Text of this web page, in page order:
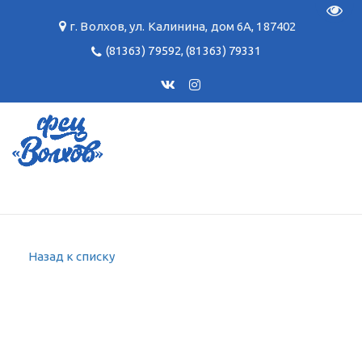
г. Волхов,ул. Калинина, дом 6А, 187402
(81363) 79592,(81363) 79331
Назад к списку